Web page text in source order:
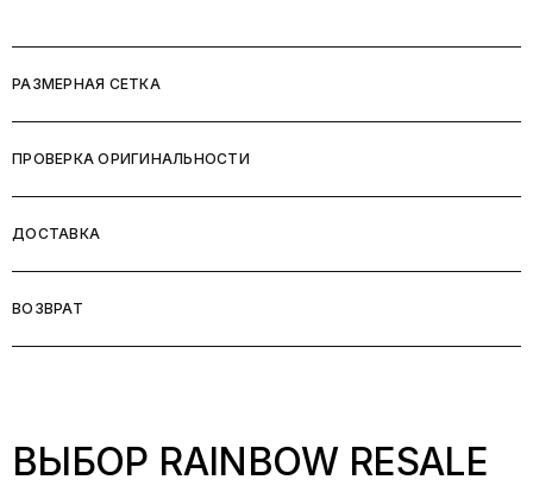
РАЗМЕРНАЯ СЕТКА
ПРОВЕРКА ОРИГИНАЛЬНОСТИ
ДОСТАВКА
ВОЗВРАТ
ВЫБОР RAINBOW RESALE